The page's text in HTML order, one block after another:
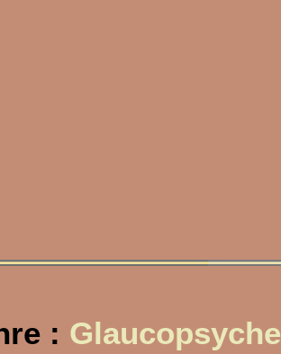
: Glaucopsyche